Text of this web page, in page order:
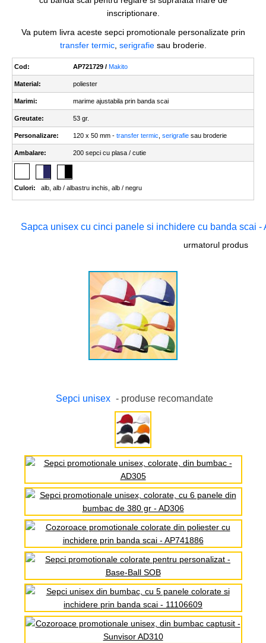
inscriptionare.
Va putem livra aceste sepci promotionale personalizate prin
transfer termic, serigrafiesau broderie.
Cod: AP721729 / Makito
Material: poliester
Marimi: marime ajustabila prin banda scai
Greutate: 53 gr.
Personalizare: 120 x 50 mm - transfer termic serigrafie sau broderie
Ambalare: 200 sepci cu plasa / cutie
Culori: alb alb / albastru inchis alb / negru
Sapca unisex cu cinci panele si inchidere cu banda scai -
urmatorul produs
Sepci unisex - produse recomandate